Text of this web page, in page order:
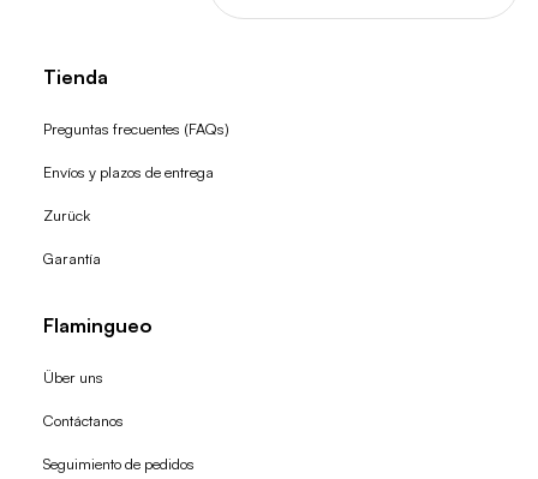
Tienda
Preguntas frecuentes (FAQs)
Envíos y plazos de entrega
Zurück
Garantía
Flamingueo
Über uns
Contáctanos
Seguimiento de pedidos